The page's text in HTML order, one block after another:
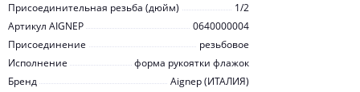
Присоединительная резьба (дюйм)
1/2
Артикул AIGNEP
0640000004
Присоединение
резьбовое
Исполнение
форма рукоятки флажок
Бренд
Aignep (ИТАЛИЯ)